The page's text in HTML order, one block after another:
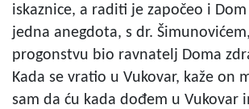
iskaznice, a raditi je započeo i
jedna anegdota, s dr.
progonstvu bio ravnatelj Doma
Kada se vratio u Vukovar, kaže on
sam da ću kada dođem u Vukovar